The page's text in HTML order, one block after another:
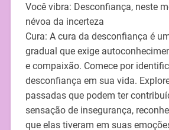
Você vibra: Desconfiança, neste
névoa da incerteza
Cura: A cura da desconfiança é
gradual que exige
e compaixão. Comece por
desconfiança em sua vida.
passadas que podem ter
sensação de insegurança,
que elas tiveram em suas